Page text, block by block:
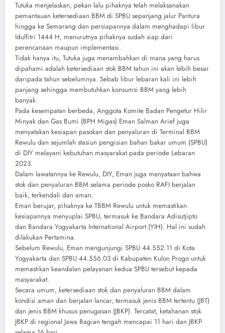
Tutuka menjelaskan, pekan lalu pihaknya telah melaksanakan
pemantauan ketersediaan BBM di SPBU sepanjang jalur Pantura
hingga ke Semarang dan persiapannya dalam menghadapi libur
Idulfitri 1444 H, menurutnya pihaknya sudah siap dari
perencanaan maupun implementasi.
Tidak hanya itu, Tutuka juga menambahkan di mana yang harus
dipahami adalah ketersediaan stok BBM tahun ini akan lebih besar
daripada tahun sebelumnya. Sebab libur lebaran kali ini lebih
panjang sehingga membutuhkan konsumsi BBM yang lebih
banyak.
Pada kesempatan berbeda, Anggota Komite Badan Pengetur Hilir
Minyak dan Gas Bumi (BPH Migas) Eman Salman Arief juga
menyatakan kesiapan pasokan dan penyaluran di Terminal BBM
Rewulu dan sejumlah stasiun pengisian bahan bakar umum (SPBU)
di DIY melayani kebutuhan masyarakat pada periode Lebaran
2023.
Dalam lawatannya ke Rewulu, DIY, Eman juga menyataan bahwa
stok dan penyaluran BBM selama periode posko RAFI berjalan
baik, terkendali dan aman.
Eman berujar, pihaknya ke TBBM Rewulu untuk memastikan
kesiapannya menyuplai SPBU, termasuk ke Bandara Adisutjipto
dan Bandara Yogyakarta International Airport (YIH). Hal ini sudah
dilakukan Pertamina.
Sebelum Rewulu, Eman mengunjungi SPBU 44.552.11 di Kota
Yogyakarta dan SPBU 44.556.03 di Kabupaten Kulon Progo untuk
memastikan keandalan pelayanan kedua SPBU tersebut kepada
masyarakat.
Secara umum, ketersediaan stok dan penyaluran BBM dalam
kondisi aman dan berjalan lancar, termasuk jenis BBM tertentu (JBT)
dan jenis BBM khusus penugasan (JBKP). Tercatat, ketahanan stok
JBKP di regional Jawa Bagian tengah mencapai 11 hari dan JBKP